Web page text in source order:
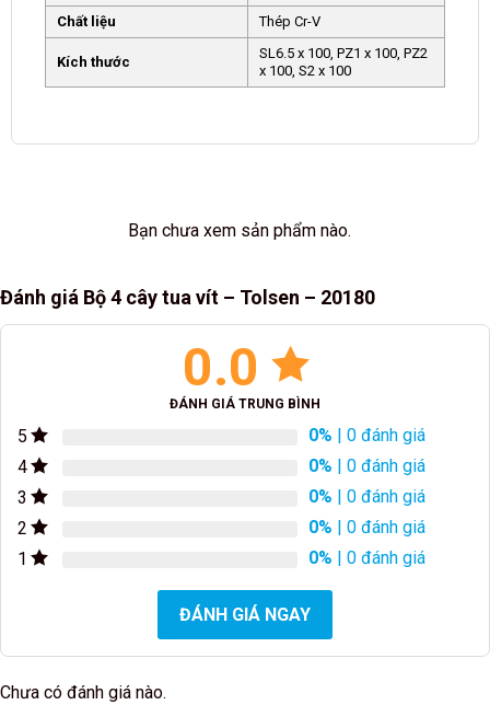
Chất liệu
Thép Cr-V
Kích thước
SL6.5 x 100, PZ1 x 100, PZ2
x 100, S2 x 100
Bạn chưa xem sản phẩm nào.
Đánh giá Bộ 4 cây tua vít – Tolsen – 20180
0.0
ĐÁNH GIÁ TRUNG BÌNH
5 0% | 0 đánh giá
4
0% | 0 đánh giá
3
0% | 0 đánh giá
2
0% | 0 đánh giá
1
0% | 0 đánh giá
ĐÁNH GIÁ NGAY
Chưa có đánh giá nào.